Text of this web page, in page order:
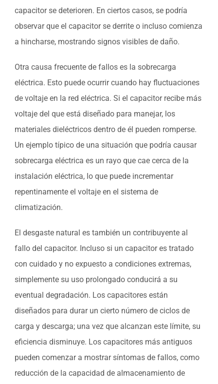
capacitor se deterioren. En ciertos casos, se podría
observar que el capacitor se derrite o incluso comienza
a hincharse, mostrando signos visibles de daño.
Otra causa frecuente de fallos es la sobrecarga
eléctrica. Esto puede ocurrir cuando hay fluctuaciones
de voltaje en la red eléctrica. Si el capacitor recibe más
voltaje del que está diseñado para manejar, los
materiales dieléctricos dentro de él pueden romperse.
Un ejemplo típico de una situación que podría causar
sobrecarga eléctrica es un rayo que cae cerca de la
instalación eléctrica, lo que puede incrementar
repentinamente el voltaje en el sistema de
climatización.
El desgaste natural es también un contribuyente al
fallo del capacitor. Incluso si un capacitor es tratado
con cuidado y no expuesto a condiciones extremas,
simplemente su uso prolongado conducirá a su
eventual degradación. Los capacitores están
diseñados para durar un cierto número de ciclos de
carga y descarga; una vez que alcanzan este límite, su
eficiencia disminuye. Los capacitores más antiguos
pueden comenzar a mostrar síntomas de fallos, como
reducción de la capacidad de almacenamiento de